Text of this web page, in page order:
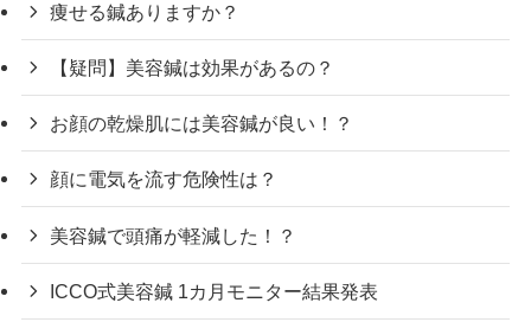
痩せる鍼ありますか？
【疑問】美容鍼は効果があるの？
お顔の乾燥肌には美容鍼が良い！？
顔に電気を流す危険性は？
美容鍼で頭痛が軽減した！？
ICCO式美容鍼 1カ月モニター結果発表